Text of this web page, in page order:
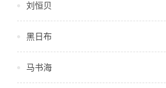
刘恒贝
黑日布
马书海